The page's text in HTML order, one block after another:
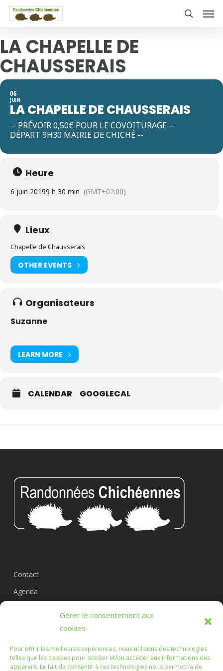
Gérer le consentement aux
cookies
Pour offrir les meilleures expériences, nous utilisons des technologies
telles que les cookies pour stocker et/ou accéder aux informations des
appareils. Le fait de consentir à ces technologies nous permettra de
Skip
content
LA CHAPELLE DE
CHAUSSERAIS
06
JUIN
LA CHAPELLE DE CHAUSSERAIS
-- PRÉVOIR 0,50€ POUR LE COVOITURAGE --
DÉPART 9H30 MAIRIE DE CHICHÉ --
Heure
6 juin 20199 h 30 min (GMT+02:00)
Lieux
Chapelle de Chausserais
OTHER EVENTS
Organisateurs
Suzanne
LEARN MORE
CALENDAR GOOGLECAL
Contact
Agenda